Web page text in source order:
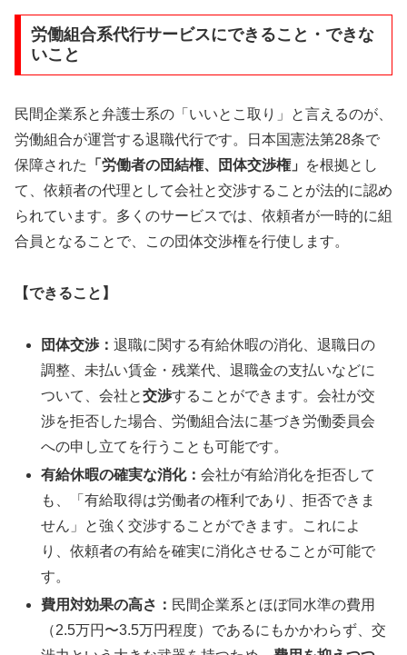
労働組合系代行サービスにできること・できな
いこと
民間企業系と弁護士系の「いいとこ取り」と言えるのが、
労働組合が運営する退職代行です。日本国憲法第28条で
保障された
「労働者の団結権、団体交渉権」
を根拠とし
て、依頼者の代理として会社と交渉することが法的に認め
られています。多くのサービスでは、依頼者が一時的に組
合員となることで、この団体交渉権を行使します。
【できること】
団体交渉：退職に関する有給休暇の消化、退職日の
調整、未払い賃金・残業代、退職金の支払いなどに
ついて、会社と交渉することができます。会社が交
渉を拒否した場合、労働組合法に基づき労働委員会
への申し立てを行うことも可能です。
有給休暇の確実な消化：会社が有給消化を拒否して
も、「有給取得は労働者の権利であり、拒否できま
せん」と強く交渉することができます。これによ
り、依頼者の有給を確実に消化させることが可能で
す。
費用対効果の高さ： 民間企業系とほぼ同水準の費用
（2.5万円〜3.5万円程度）であるにもかかわらず、交